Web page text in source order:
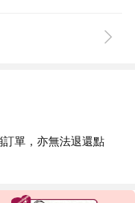
單，亦無法退還點